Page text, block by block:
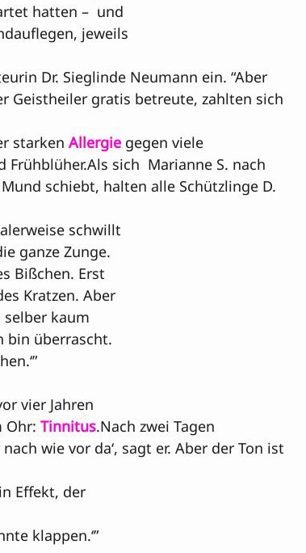
hatten –  und
jeweils
Dr. Sieglinde Neumann ein. “Aber
Geistheiler gratis betreute, zahlten sich
starken Allergie gegen viele
sich  Marianne S. nach
schiebt, halten alle Schützlinge D.
schwillt
ganze Zunge.
Bißchen. Erst
Kratzen. Aber
kaum
bin überrascht.
vier Jahren
Ohr: Tinnitus.Nach zwei Tagen
wie vor da‘, sagt er. Aber der Ton ist
Effekt, der
klappen.‘”